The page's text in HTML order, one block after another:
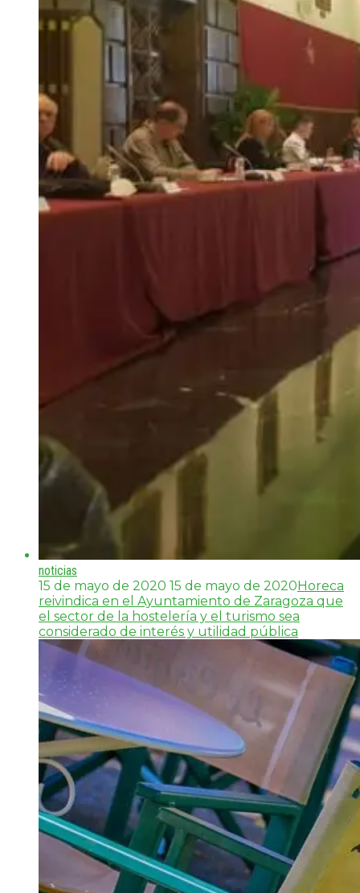
noticias
15 de mayo de 2020 15 de mayo de 2020 Horeca
reivindica en el Ayuntamiento de Zaragoza que
el sector de la hostelería y el turismo sea
considerado de interés y utilidad pública